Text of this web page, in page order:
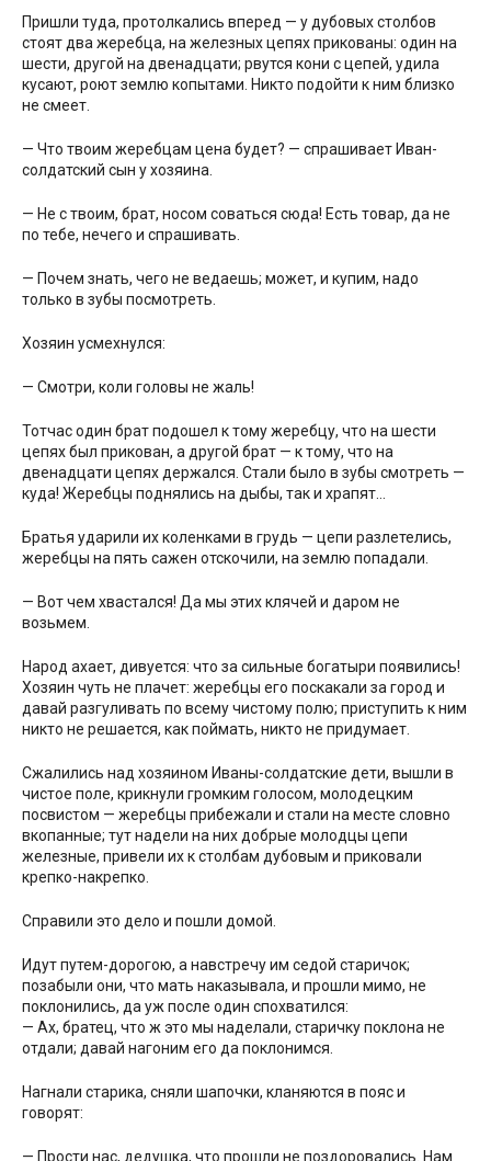
Пришли туда, протолкались вперед — у дубовых столбов
стоят два жеребца, на железных цепях прикованы: один на
шести, другой на двенадцати; рвутся кони с цепей, удила
кусают, роют землю копытами. Никто подойти к ним близко
не смеет.
— Что твоим жеребцам цена будет? — спрашивает Иван-
солдатский сын у хозяина.
— Не с твоим, брат, носом соваться сюда! Есть товар, да не
по тебе, нечего и спрашивать.
— Почем знать, чего не ведаешь; может, и купим, надо
только в зубы посмотреть.
Хозяин усмехнулся:
— Смотри, коли головы не жаль!
Тотчас один брат подошел к тому жеребцу, что на шести
цепях был прикован, а другой брат — к тому, что на
двенадцати цепях держался. Стали было в зубы смотреть —
куда! Жеребцы поднялись на дыбы, так и храпят…
Братья ударили их коленками в грудь — цепи разлетелись,
жеребцы на пять сажен отскочили, на землю попадали.
— Вот чем хвастался! Да мы этих клячей и даром не
возьмем.
Народ ахает, дивуется: что за сильные богатыри появились!
Хозяин чуть не плачет: жеребцы его поскакали за город и
давай разгуливать по всему чистому полю; приступить к ним
никто не решается, как поймать, никто не придумает.
Сжалились над хозяином Иваны-солдатские дети, вышли в
чистое поле, крикнули громким голосом, молодецким
посвистом — жеребцы прибежали и стали на месте словно
вкопанные; тут надели на них добрые молодцы цепи
железные, привели их к столбам дубовым и приковали
крепко-накрепко.
Справили это дело и пошли домой.
Идут путем-дорогою, а навстречу им седой старичок;
позабыли они, что мать наказывала, и прошли мимо, не
поклонились, да уж после один спохватился:
— Ах, братец, что ж это мы наделали, старичку поклона не
отдали; давай нагоним его да поклонимся.
Нагнали старика, сняли шапочки, кланяются в пояс и
говорят:
— Прости нас, дедушка, что прошли не поздоровались. Нам